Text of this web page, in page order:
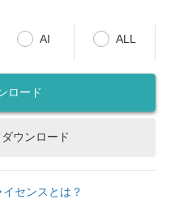
AI ALL
ロード
ウンロード
センスとは？